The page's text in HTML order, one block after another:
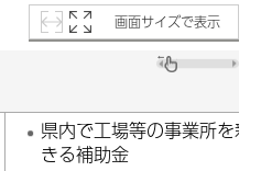
画面サイズで表示
県内で工場等の事業所を
きる補助金